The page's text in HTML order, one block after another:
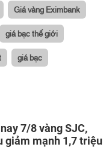
Giá vàng Eximbank
giá bạc thế giới
giá bạc
7/8 vàng SJC,
giảm mạnh 1,7 triệu